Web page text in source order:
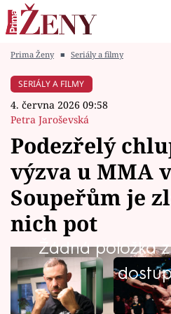
Módní alarm
Témata
Celebrity
Vztahy
Seriály
Prima Ženy ■ Seriály a filmy
SERIÁLY A FILMY
4. června 2026 09:58
Petra Jaroševská
Podezřelý
výzva u MMA
Soupeřům je
nich pot
Žádná položka